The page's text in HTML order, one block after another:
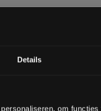
Details
om
uw
Bam! 5% korting